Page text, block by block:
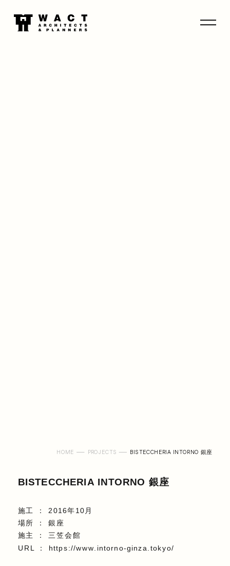
HOME PROJECTS BISTECCHERIA INTORNO 銀座
BISTECCHERIA INTORNO 銀座
施工
2016年10月
場所
銀座
施主 三笠会館
URL https://www.intorno-ginza.tokyo/